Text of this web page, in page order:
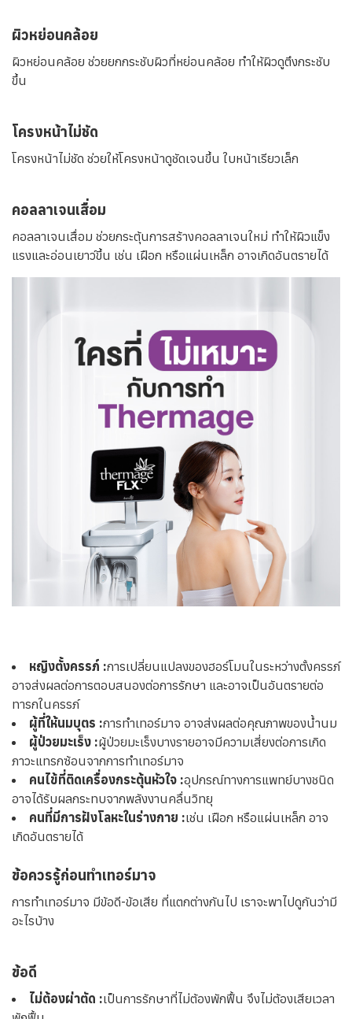
ผิวหย่อนคล้อย
ผิวหย่อนคล้อย ช่วยยกกระชับผิวที่หย่อนคล้อย ทำให้ผิวดูตึงกระชับ
ขึ้น
โครงหน้าไม่ชัด
โครงหน้าไม่ชัด ช่วยให้โครงหน้าดูชัดเจนขึ้น ใบหน้าเรียวเล็ก
คอลลาเจนเสื่อม
คอลลาเจนเสื่อม ช่วยกระตุ้นการสร้างคอลลาเจนใหม่ ทำให้ผิวแข็ง
แรงและอ่อนเยาว์ขึ้น เช่น เฝือก หรือแผ่นเหล็ก อาจเกิดอันตรายได้
หญิงตั้งครรภ์ :การเปลี่ยนแปลงของฮอร์โมนในระหว่างตั้งครรภ์
อาจส่งผลต่อการตอบสนองต่อการรักษา และอาจเป็นอันตรายต่อ
ทารกในครรภ์
ผู้ที่ให้นมบุตร :การทำเทอร์มาจ อาจส่งผลต่อคุณภาพของน้ำนม
ผู้ป่วยมะเร็ง :ผู้ป่วยมะเร็งบางรายอาจมีความเสี่ยงต่อการเกิด
ภาวะแทรกซ้อนจากการทำเทอร์มาจ
คนไข้ที่ติดเครื่องกระตุ้นหัวใจ :อุปกรณ์ทางการแพทย์บางชนิด
อาจได้รับผลกระทบจากพลังงานคลื่นวิทยุ
คนที่มีการฝังโลหะในร่างกาย :เช่น เฝือก หรือแผ่นเหล็ก อาจ
เกิดอันตรายได้
ข้อควรรู้ก่อนทำเทอร์มาจ
การทำเทอร์มาจ มีข้อดี-ข้อเสีย ที่แตกต่างกันไป เราจะพาไปดูกันว่ามี
อะไรบ้าง
ข้อดี
ไม่ต้องผ่าตัด :เป็นการรักษาที่ไม่ต้องพักฟื้น จึงไม่ต้องเสียเวลา